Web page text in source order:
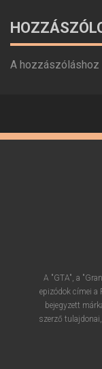
A hozzászóláshoz
A "GTA", a
epizódok címei a
bejegyzett
szerző